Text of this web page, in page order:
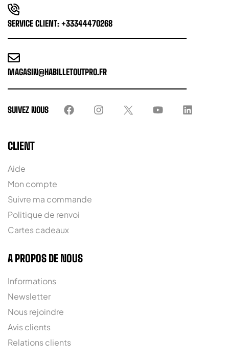
SERVICE CLIENT: +33344470268
MAGASIN@HABILLETOUTPRO.FR
SUIVEZ NOUS
CLIENT
Aide
Mon compte
Suivre ma commande
Politique de renvoi
Cartes cadeaux
A PROPOS DE NOUS
Informations
Newsletter
Nous rejoindre
Avis clients
Relations clients